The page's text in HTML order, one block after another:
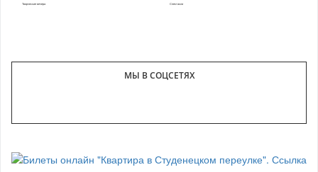
Творческие вечера Спектакли
МЫ В СОЦСЕТЯХ